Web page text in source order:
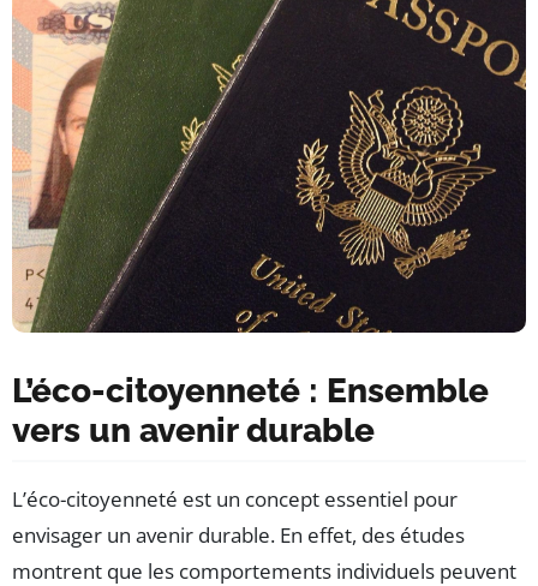
L’éco-citoyenneté : Ensemble
vers un avenir durable
L’éco-citoyenneté est un concept essentiel pour
envisager un avenir durable. En effet, des études
montrent que les comportements individuels peuvent